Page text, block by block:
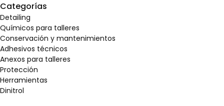
Categorías
Detailing
Químicos para talleres
Conservación y mantenimientos
Adhesivos técnicos
Anexos para talleres
Protección
Herramientas
Dinitrol